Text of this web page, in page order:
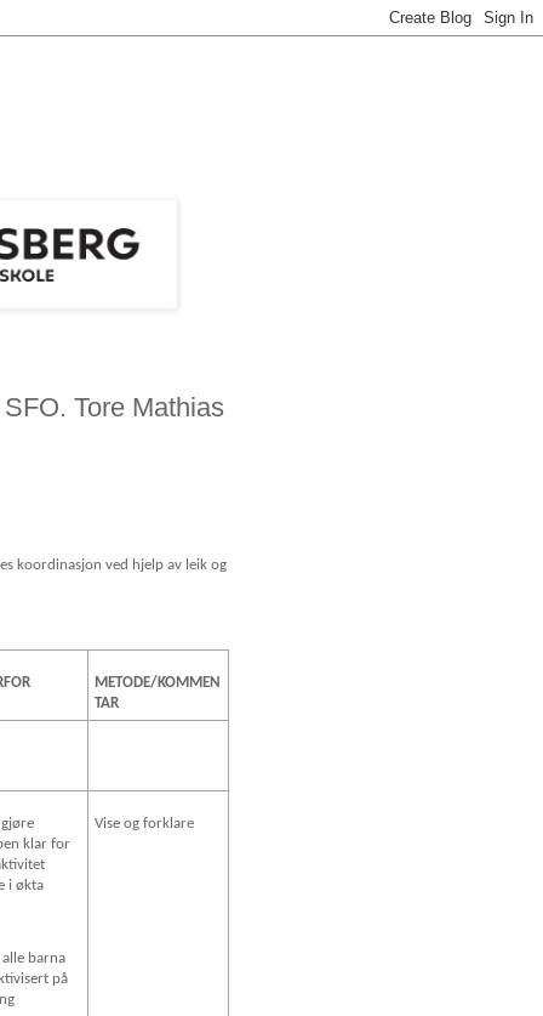
Tore Mathias
koordinasjon ved hjelp av leik og
METODE/KOMMEN
TAR
gjøre
klar for
i økta
alle barna
på
Vise og forklare